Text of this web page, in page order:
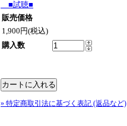
■試聴■
販売価格
1,900円(税込)
購入数
» 特定商取引法に基づく表記 (返品など)